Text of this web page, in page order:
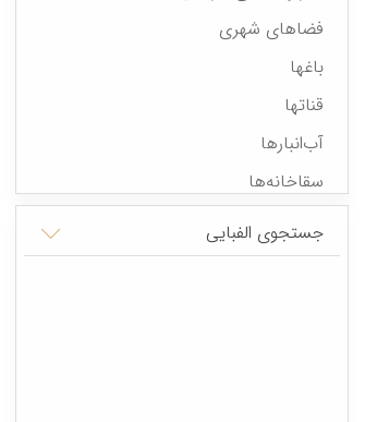
فضاهای شهری
باغها
قناتها
آب‌انبارها
سقاخانه‌ها
رویدادهای تاریخی
شخصیت‌های علمی، فرهنگی، دینی،
جستجوی الفبایی